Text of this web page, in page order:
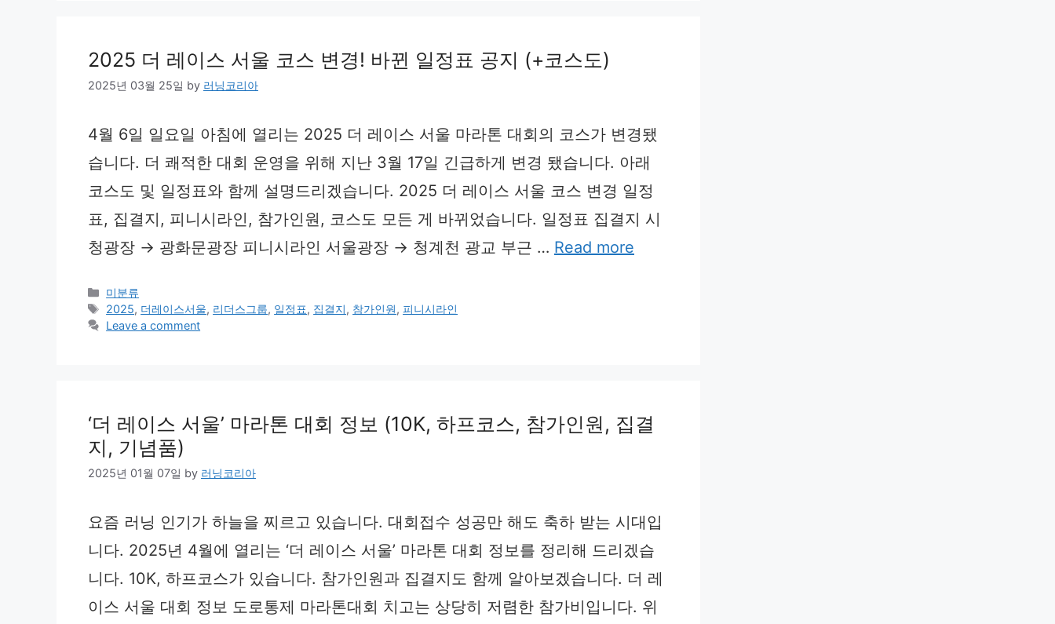
2025 더 레이스 서울 코스 변경! 바뀐 일정표 공지 (+코스도)
2025년 03월 25일 by 러닝코리아
4월 6일 일요일 아침에 열리는 2025 더 레이스 서울 마라톤 대회의 코스가 변경됐
습니다. 더 쾌적한 대회 운영을 위해 지난 3월 17일 긴급하게 변경 됐습니다. 아래
코스도 및 일정표와 함께 설명드리겠습니다. 2025 더 레이스 서울 코스 변경 일정
표, 집결지, 피니시라인, 참가인원, 코스도 모든 게 바뀌었습니다. 일정표 집결지 시
청광장 → 광화문광장 피니시라인 서울광장 → 청계천 광교 부근 … Read more
Categories
미분류
Tags
2025, 더레이스서울, 리더스그룹, 일정표, 집결지, 참가인원,피니시라인
Leave a comment
‘더 레이스 서울’ 마라톤 대회 정보 (10K, 하프코스, 참가인원, 집결
지, 기념품)
2025년 01월 07일 by 러닝코리아
요즘 러닝 인기가 하늘을 찌르고 있습니다. 대회접수 성공만 해도 축하 받는 시대입
니다. 2025년 4월에 열리는 ‘더 레이스 서울’ 마라톤 대회 정보를 정리해 드리겠습
니다. 10K, 하프코스가 있습니다. 참가인원과 집결지도 함께 알아보겠습니다. 더 레
이스 서울 대회 정보 도로통제 마라톤대회 치고는 상당히 저렴한 참가비입니다. 위